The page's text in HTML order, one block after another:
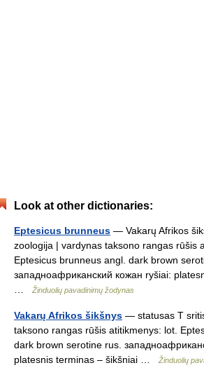
Look at other dictionaries:
Eptesicus brunneus — Vakarų Afrikos
zoologija | vardynas taksono rangas rūšis
Eptesicus brunneus angl. dark brown
западноафриканский кожан ryšiai:
Žinduolių pavadinimų žodynas
Vakarų Afrikos šikšnys — statusas T
taksono rangas rūšis atitikmenys: lot.
dark brown serotine rus.
platesnis terminas – šikšniai …
Žinduolių